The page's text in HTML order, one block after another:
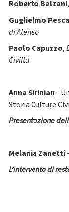
Roberto Balzani,
Guglielmo
di Ateneo
Paolo Capuzzo,
Civiltà
Anna Sirinian -
Storia Culture
Presentazione
Melania Zanetti
L’intervento di